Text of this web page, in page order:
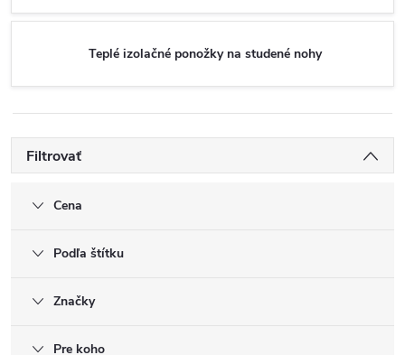
Teplé izolačné ponožky na studené nohy
Filtrovať
Cena
Podľa štítku
Značky
Pre koho